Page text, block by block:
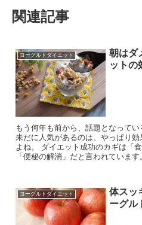
関連記事
ヨーグルトダイエット
朝はダ
ットの
もう何年も前から、話題となってい
未だに人気があるのは、やっぱり
よね。 ダイエット成功のカギは「
「便秘の解消」だと言われていま
ヨーグルトダイエット
体スッ
ーグル